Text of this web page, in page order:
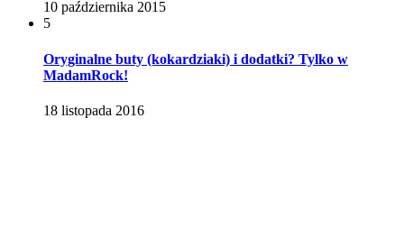
10 października 2015
5
Oryginalne buty (kokardziaki) i dodatki? Tylko w
MadamRock!
18 listopada 2016